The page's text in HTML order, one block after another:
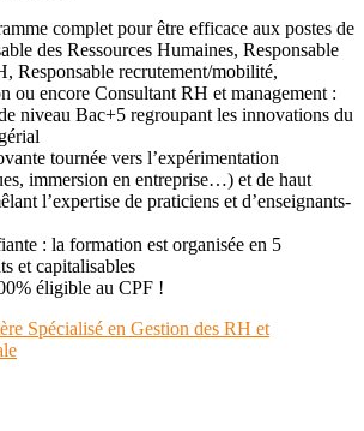
complet pour être efficace aux postes de
des Ressources Humaines, Responsable
Responsable recrutement/mobilité,
ou encore Consultant RH et management :
niveau Bac+5 regroupant les innovations du
tournée vers l’expérimentation
immersion en entreprise…) et de haut
l’expertise de praticiens et d’enseignants-
: la formation est organisée en 5
et capitalisables
éligible au CPF !
Spécialisé en Gestion des RH et